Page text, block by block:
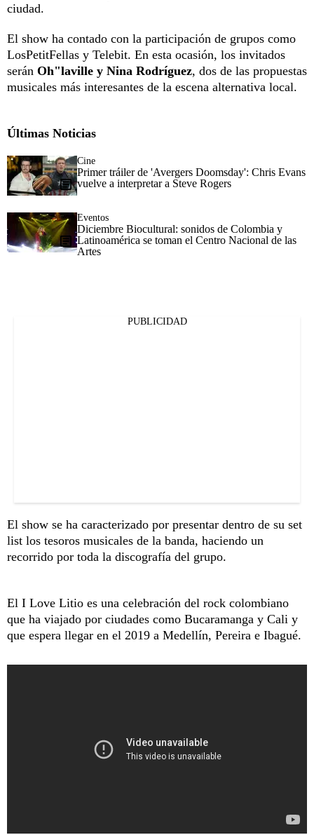
ciudad.
El show ha contado con la participación de grupos como
LosPetitFellas y Telebit. En esta ocasión, los invitados
serán Oh"laville y Nina Rodríguez, dos de las propuestas
musicales más interesantes de la escena alternativa local.
Últimas Noticias
Cine
Primer tráiler de 'Avergers Doomsday': Chris Evans
vuelve a interpretar a Steve Rogers
Eventos
Diciembre Biocultural: sonidos de Colombia y
Latinoamérica se toman el Centro Nacional de las
Artes
PUBLICIDAD
El show se ha caracterizado por presentar dentro de su set
list los tesoros musicales de la banda, haciendo un
recorrido por toda la discografía del grupo.
El I Love Litio es una celebración del rock colombiano
que ha viajado por ciudades como Bucaramanga y Cali y
que espera llegar en el 2019 a Medellín, Pereira e Ibagué.